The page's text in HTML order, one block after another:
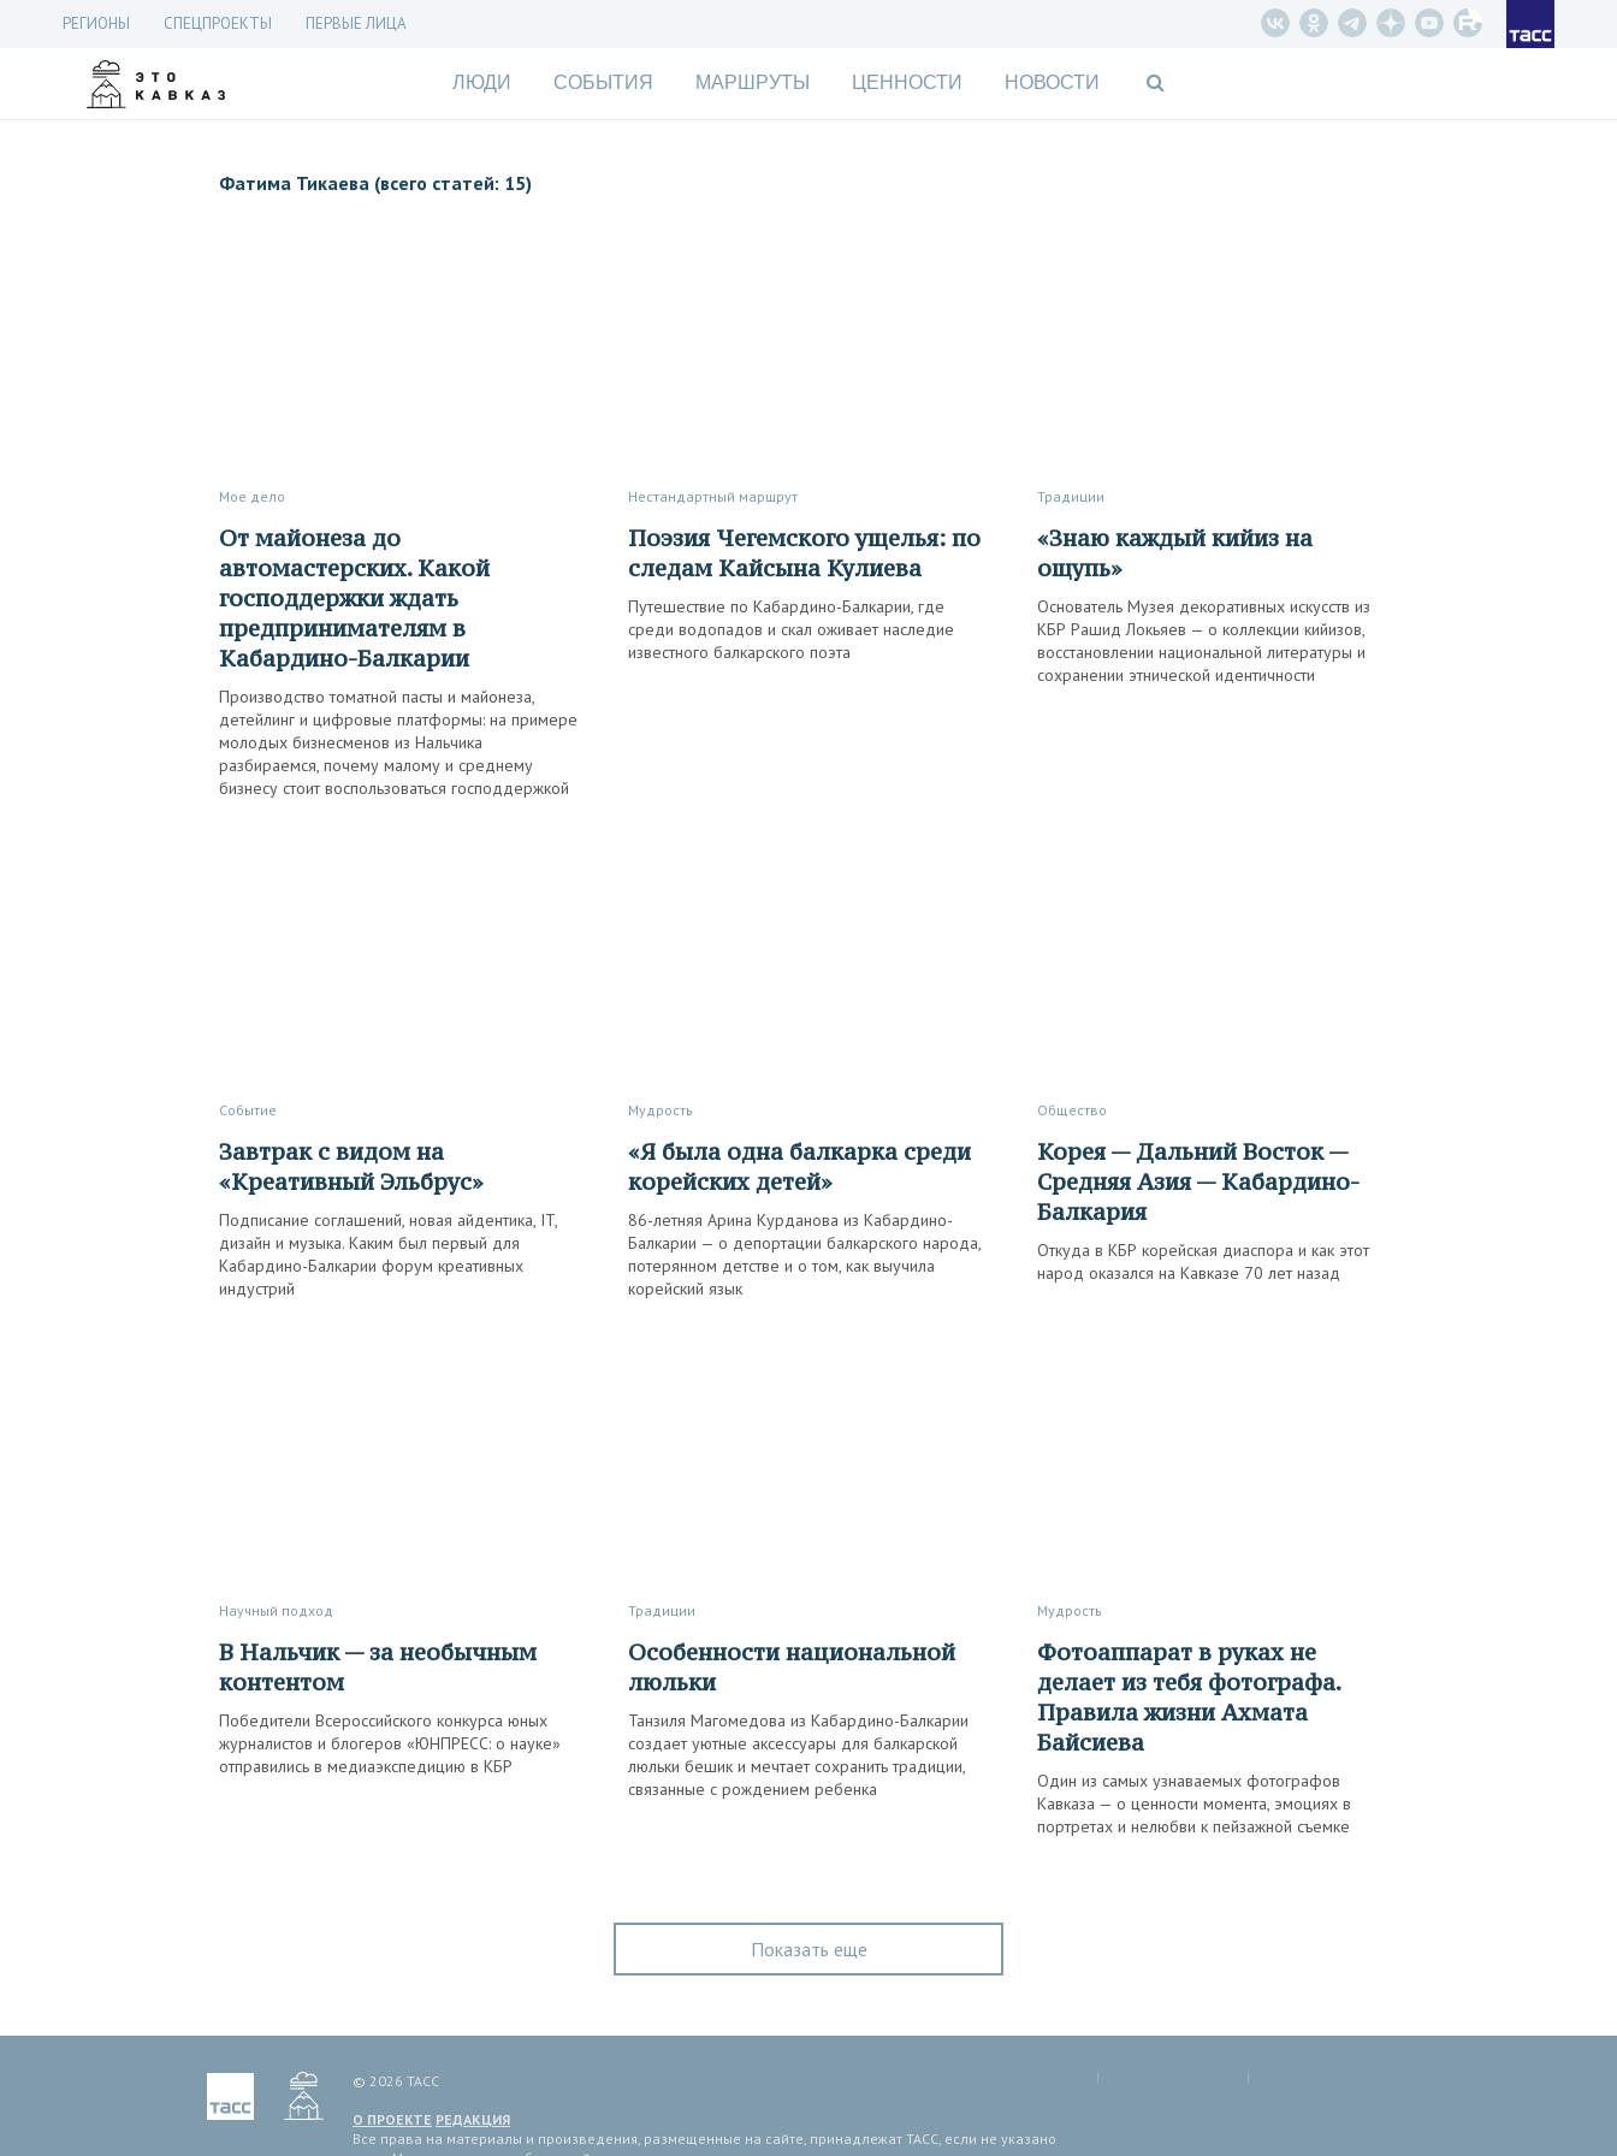
РЕГИОНЫ СПЕЦПРОЕКТЫ ПЕРВЫЕ ЛИЦА
ЛЮДИ СОБЫТИЯ МАРШРУТЫ ЦЕННОСТИ НОВОСТИ
Фатима Тикаева (всего статей: 15)
Мое дело
От майонеза до
автомастерских. Какой
господдержки ждать
предпринимателям в
Кабардино-Балкарии
Производство томатной пасты и майонеза,
детейлинг и цифровые платформы: на примере
молодых бизнесменов из Нальчика
разбираемся, почему малому и среднему
бизнесу стоит воспользоваться господдержкой
Нестандартный маршрут
Поэзия Чегемского ущелья: по
следам Кайсына Кулиева
Путешествие по Кабардино-Балкарии, где
среди водопадов и скал оживает наследие
известного балкарского поэта
Традиции
«Знаю каждый кийиз на
ощупь»
Основатель Музея декоративных искусств из
КБР Рашид Локьяев — о коллекции кийизов,
восстановлении национальной литературы и
сохранении этнической идентичности
Событие
Завтрак с видом на
«Креативный Эльбрус»
Подписание соглашений, новая айдентика, IT,
дизайн и музыка. Каким был первый для
Кабардино-Балкарии форум креативных
индустрий
Мудрость
«Я была одна балкарка среди
корейских детей»
86-летняя Арина Курданова из Кабардино-
Балкарии — о депортации балкарского народа,
потерянном детстве и о том, как выучила
корейский язык
Общество
Корея — Дальний Восток —
Средняя Азия — Кабардино-
Балкария
Откуда в КБР корейская диаспора и как этот
народ оказался на Кавказе 70 лет назад
Научный подход
В Нальчик — за необычным
контентом
Победители Всероссийского конкурса юных
журналистов и блогеров «ЮНПРЕСС: о науке»
отправились в медиаэкспедицию в КБР
Традиции
Особенности национальной
люльки
Танзиля Магомедова из Кабардино-Балкарии
создает уютные аксессуары для балкарской
люльки бешик и мечтает сохранить традиции,
связанные с рождением ребенка
Мудрость
Фотоаппарат в руках не
делает из тебя фотографа.
Правила жизни Ахмата
Байсиева
Один из самых узнаваемых фотографов
Кавказа — о ценности момента, эмоциях в
портретах и нелюбви к пейзажной съемке
Показать еще
© 2026 ТАСС
О ПРОЕКТЕ РЕДАКЦИЯ
Все права на материалы и произведения, размещенные на сайте, принадлежат ТАСС, если не указано